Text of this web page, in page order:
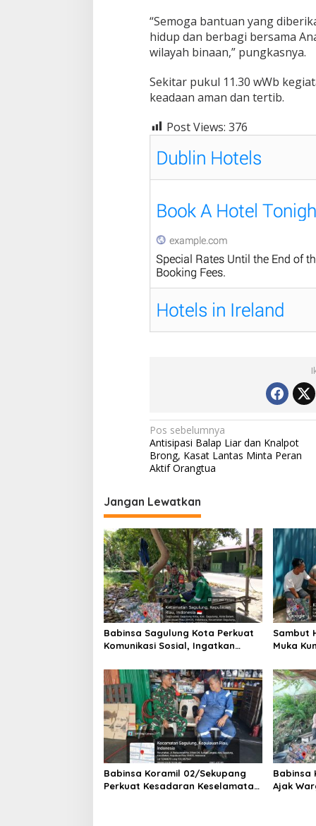
“Semoga bantuan yang
hidup dan berbagi bersama
wilayah binaan,” pungkasnya.
Sekitar pukul 11.30 wWb
keadaan aman dan tertib.
Post Views: 376
N
a
v
i
g
a
s
i
p
o
s
Pos sebelumnya
Antisipasi Balap Liar dan Knalpot
Brong, Kasat Lantas Minta Peran
Aktif Orangtua
Jangan Lewatkan
Babinsa Sagulung Kota Perkuat
Komunikasi Sosial, Ingatkan
Pengawasan Pembangunan
Koperasi Merah Putih
Sambut
Muka
Babinsa Koramil 02/Sekupang
Perkuat Kesadaran Keselamatan
Babinsa
Ajak